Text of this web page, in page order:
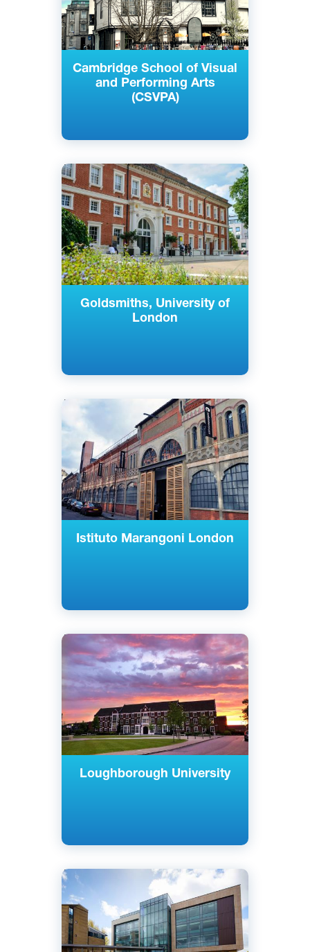
Cambridge School of Visual
and Performing Arts
(CSVPA)
Goldsmiths, University of
London
Английский
Лондон, Великобритания
Государственный
Istituto Marangoni London
Английский
Лондон, Великобритания
Частный
Loughborough University
Английский
Лафборо, Великобритания
Государственный
Английский
Бат, Великобритания
Государственный